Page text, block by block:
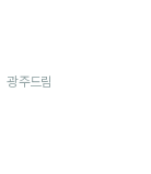
광주드림